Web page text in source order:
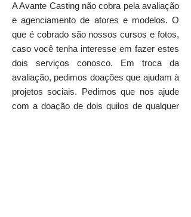
A Avante Casting não cobra pela avaliação
e agenciamento de atores e modelos. O
que é cobrado são nossos cursos e fotos,
caso você tenha interesse em fazer estes
dois serviços conosco. Em troca da
avaliação, pedimos doações que ajudam à
projetos sociais. Pedimos que nos ajude
com a doação de dois quilos de qualquer